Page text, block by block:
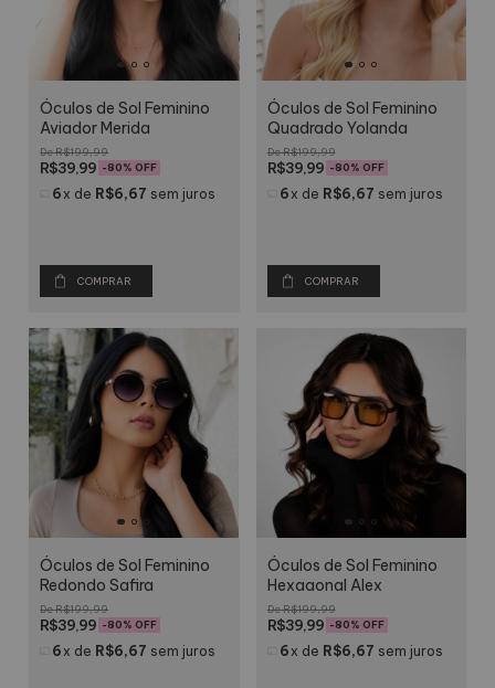
Óculos de Sol Feminino
Aviador Merida
R$199,99
R$39,99 -80% OFF
6 x de R$6,67 sem juros
COMPRAR
Óculos de Sol Feminino
Quadrado Yolanda
R$199,99
R$39,99 -80% OFF
6 x de R$6,67 sem juros
COMPRAR
Óculos de Sol Feminino
Redondo Safira
R$199,99
R$39,99 -80% OFF
6 x de R$6,67 sem juros
Óculos de Sol Feminino
Hexagonal Alex
R$199,99
R$39,99 -80% OFF
6 x de R$6,67 sem juros